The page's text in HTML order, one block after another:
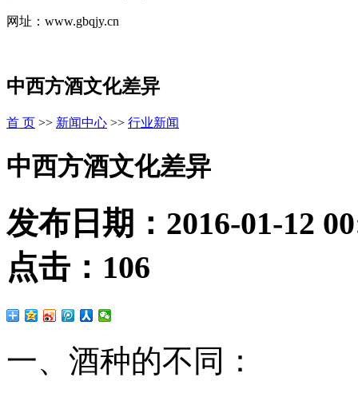
网址：www.gbqjy.cn
中西方酒文化差异
首 页 >> 新闻中心 >> 行业新闻
中西方酒文化差异
发布日期： 2016-01-12
点击： 106
一、酒种的不同：